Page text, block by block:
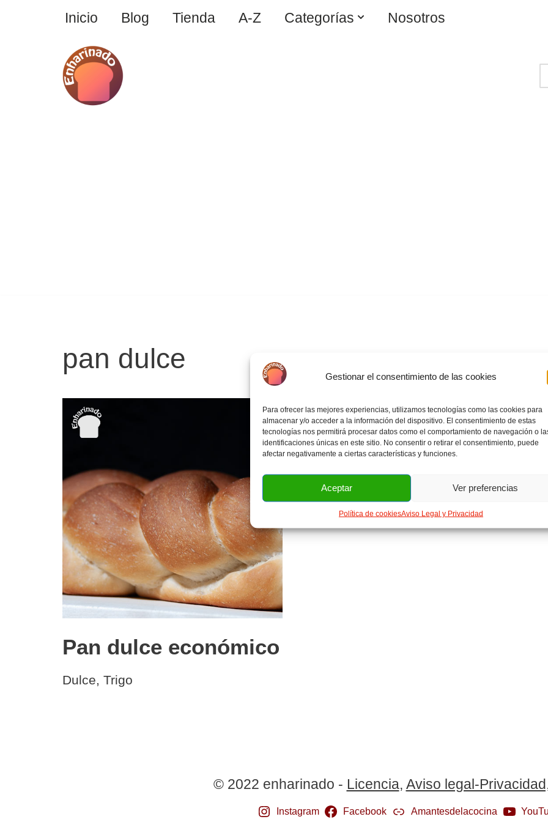
Gestionar el consentimiento de las cookies
Para ofrecer las mejores experiencias, utilizamos tecnologías como las cookies para
almacenar y/o acceder a la información del dispositivo. El consentimiento de estas
tecnologías nos permitirá procesar datos como el comportamiento de navegación o
identificaciones únicas en este sitio. No consentir o retirar el consentimiento, puede
afectar negativamente a ciertas características y funciones.
Aceptar Ver preferencias
Política de cookiesAviso Legal y Privacidad
contenido
Inicio Blog Tienda A-Z Categorías Nosotros
pan dulce
Pan dulce económico
Dulce, Trigo
© 2022 enharinado - Licencia, Aviso legal-
Instagram Facebook Amantesdelacocina